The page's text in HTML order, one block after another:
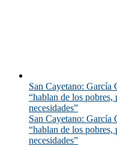
San Cayetano: García
“hablan de los pobres,
necesidades”
San Cayetano: García
“hablan de los pobres,
necesidades”